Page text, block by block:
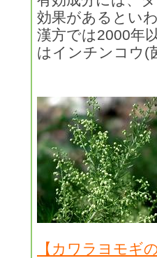
効果があるとい
漢方では2000年
はインチンコウ(
【カワラヨモギ